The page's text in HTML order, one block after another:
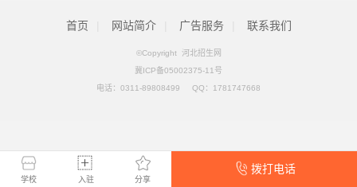
学校 入驻 分享
拨打电话
首页 网站简介 广告服务 联系我们
©Copyright 河北招生网
冀ICP备05002375-11号
电话： 0311-89808499 QQ： 1781747668